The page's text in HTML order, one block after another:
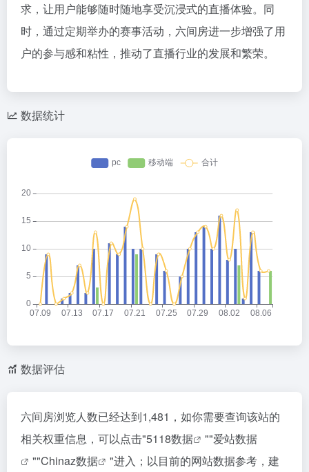
求，让用户能够随时随地享受沉浸式的直播体验。同
时，通过定期举办的赛事活动，六间房进一步增强了用
户的参与感和粘性，推动了直播行业的发展和繁荣。
数据统计
数据评估
六间房浏览人数已经达到1,481，如你需要查询该站的
相关权重信息，可以点击"5118数据 ""爱站数据
""Chinaz数据
"进入；以目前的网站数据参考，建